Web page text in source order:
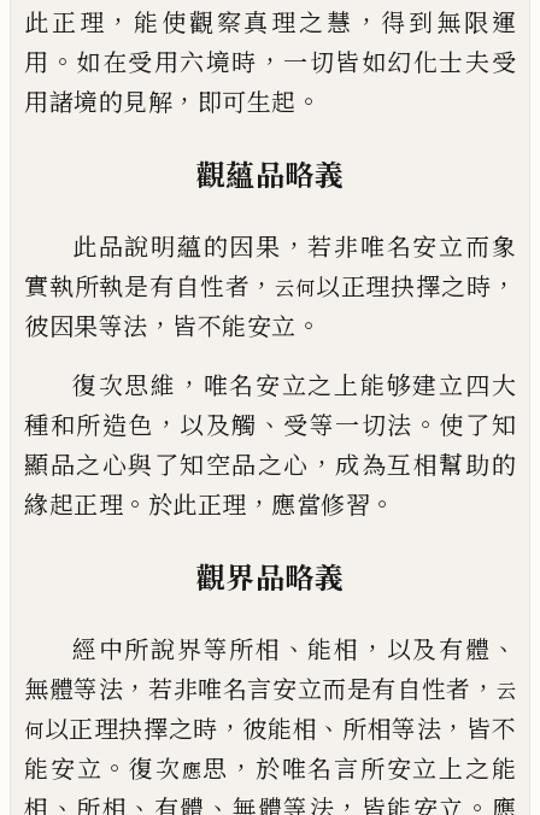
此正理 ， 能使觀察真理之慧 ， 得到無限運
用 。 如在受用六境時 ， 一切皆如幻化士夫受
用諸境的見解 ， 即可生起 。
觀蘊品略義
此品說明蘊的因果 ，若非唯名安立而象
實執所執是有自性者 ，云何以正理抉擇之時 ，
彼因果等法 ， 皆不能安立 。
復次思維 ， 唯名安立之上能够建立四大
種和所造色 ， 以及觸 、 受等一切法 。 使了知
顯品之心與了知空品之心 ， 成為互相幫助的
緣起正理 。 於此正理 ， 應當修習 。
觀界品略義
經中所說界等所相 、 能相 ， 以及有體 、
無體等法 ，若非唯名言安立而是有自性者 ， 云
何以正理抉擇之時 ， 彼能相 、 所相等法 ， 皆不
能安立 。 復次應思 ， 於唯名言所安立上之能
相 、 所相 、 有體 、 無體等法 ， 皆能安立 。 應